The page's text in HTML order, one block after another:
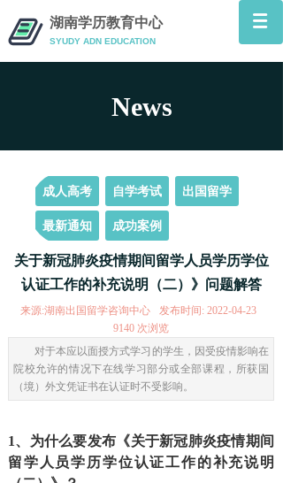
SYUDY ADN EDUCATION
湖南学历教育中心
News
News
成人高考 自学考试 出国留学
最新通知 成功案例
关于新冠肺炎疫情期间留学人员学历学位
认证工作的补充说明（二）》问题解答
来源:湖南出国留学咨询中心 发布时间: 2022-04-23
9140 次浏览
对于本应以面授方式学习的学生，因受疫情影响在
院校允许的情况下在线学习部分或全部课程，所获国
（境）外文凭证书在认证时不受影响。
1、 为什么要发布《关于新冠肺炎疫情期间
留学人员学历学位认证工作的补充说明